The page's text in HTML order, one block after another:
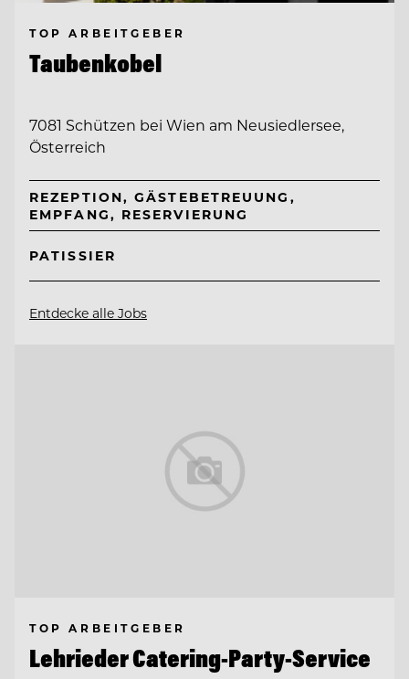
TOP ARBEITGEBER
Taubenkobel
7081 Schützen bei Wien am Neusiedlersee,
Österreich
REZEPTION, GÄSTEBETREUUNG,
EMPFANG, RESERVIERUNG
PATISSIER
Entdecke alle Jobs
TOP ARBEITGEBER
Lehrieder Catering-Party-Service